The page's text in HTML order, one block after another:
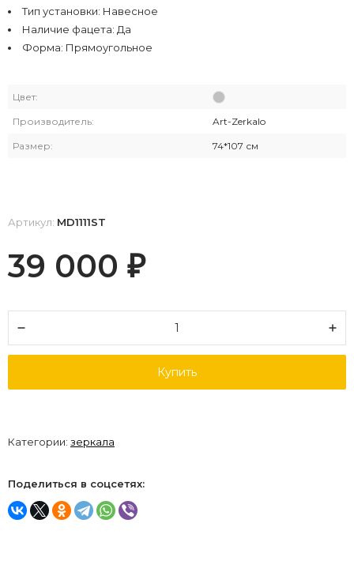
Тип установки: Навесное
Наличие фацета: Да
Форма: Прямоугольное
Цвет:
Производитель: Art-Zerkalo
Размер: 74*107 см
Артикул: MD1111ST
39 000 ₽
Купить
Категории: зеркала
Поделиться в соцсетях: